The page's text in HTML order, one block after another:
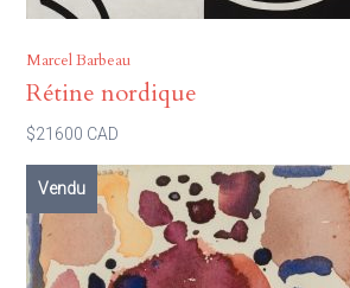
Marcel Barbeau
Rétine nordique
$21600 CAD
Vendu